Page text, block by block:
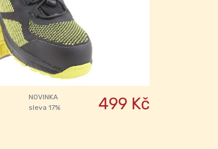
NOVINKA
sleva 17%
499 Kč